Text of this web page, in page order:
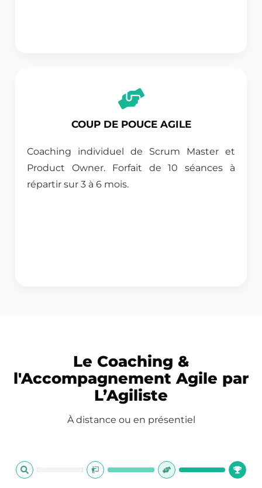
COUP DE POUCE AGILE
Coaching individuel de Scrum Master et
Product Owner. Forfait de 10 séances à
répartir sur 3 à 6 mois.
Le Coaching &
l'Accompagnement Agile par
L’Agiliste
À distance ou en présentiel